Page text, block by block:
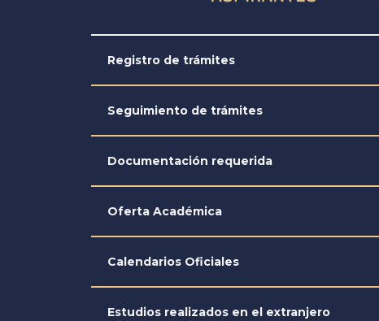
Registro de trámites
Seguimiento de trámites
Documentación requerida
Oferta Académica
Calendarios Oficiales
Estudios realizados en el extranjero